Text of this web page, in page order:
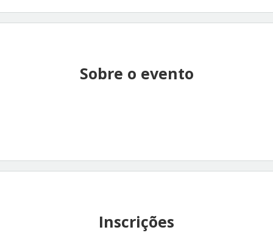
Sobre o evento
Inscrições